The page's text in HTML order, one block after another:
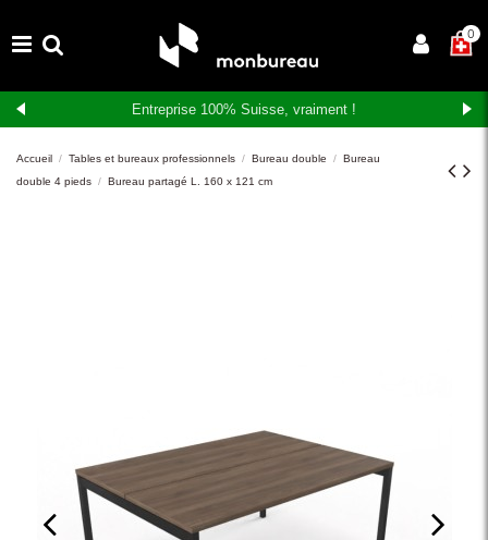
×0
Entreprise 100% Suisse, vraiment !
Accueil Tables et bureaux professionnels Bureau double
Bureau
double 4 pieds
Bureau partagé L. 160 x 121 cm